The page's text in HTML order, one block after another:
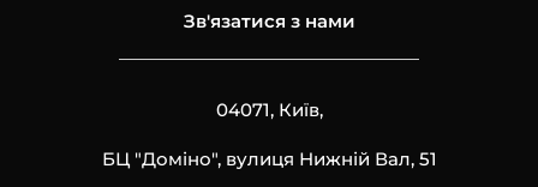
Зв'язатися з нами
04071, Київ,
БЦ "Доміно", вулиця Нижній Вал, 51